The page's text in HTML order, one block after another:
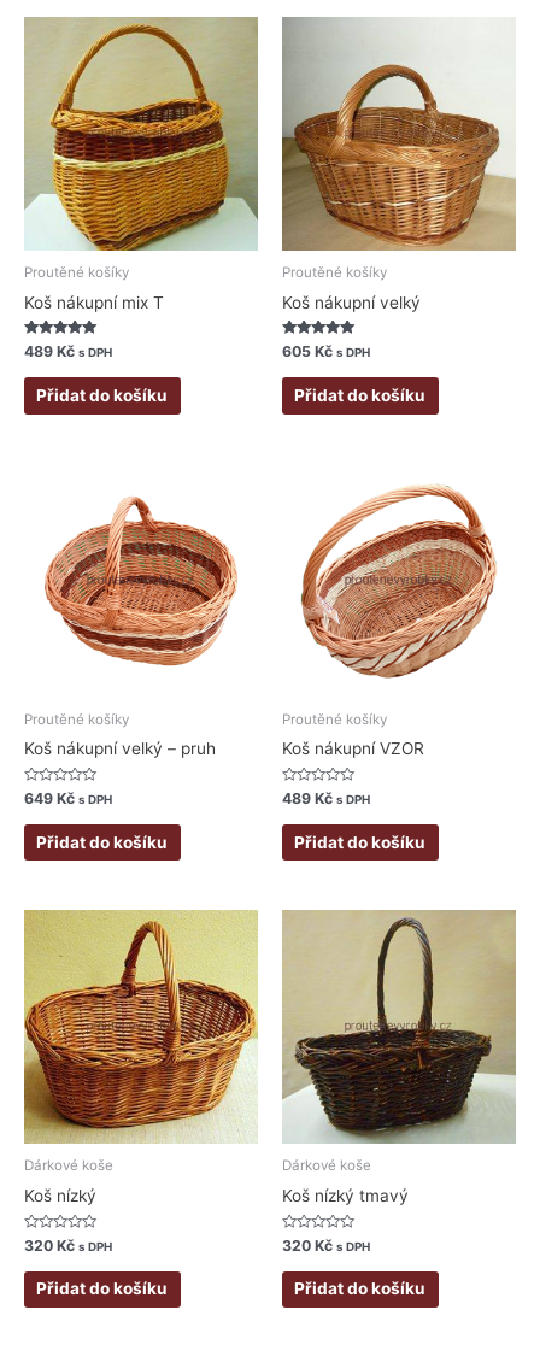
Proutěné košíky
Koš nákupní mix T
Hodnocení
5.00
z 5
489 Kč s DPH
Přidat do košíku
Proutěné košíky
Koš nákupní velký
Hodnocení
5.00
z 5
605 Kč s DPH
Přidat do košíku
Proutěné košíky
Koš nákupní velký – pruh
Hodnocení
0
z
649 Kč s DPH
Přidat do košíku
Proutěné košíky
Koš nákupní VZOR
Hodnocení
0
z
489 Kč s DPH
Přidat do košíku
Dárkové koše
Koš nízký
Hodnocení
0
z
320 Kč s DPH
Přidat do košíku
Dárkové koše
Koš nízký tmavý
Hodnocení
0
z
320 Kč s DPH
Přidat do košíku